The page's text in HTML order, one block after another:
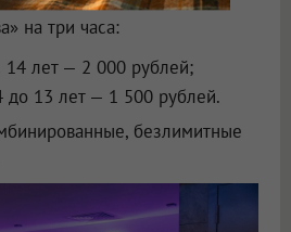
на три часа:
14 лет — 2 000 рублей;
до 13 лет — 1 500 рублей.
безлимитные